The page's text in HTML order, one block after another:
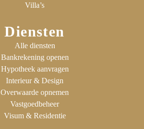
Villa’s
Diensten
Alle diensten
Bankrekening openen
Hypotheek aanvragen
Interieur & Design
Overwaarde opnemen
Vastgoedbeheer
Visum & Residentie